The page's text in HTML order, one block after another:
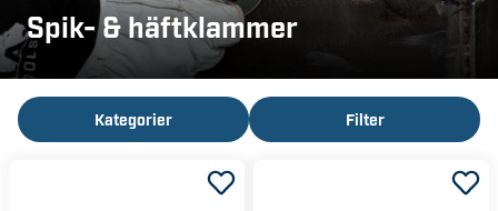
Spik- & häftklammer
Kategorier Filter